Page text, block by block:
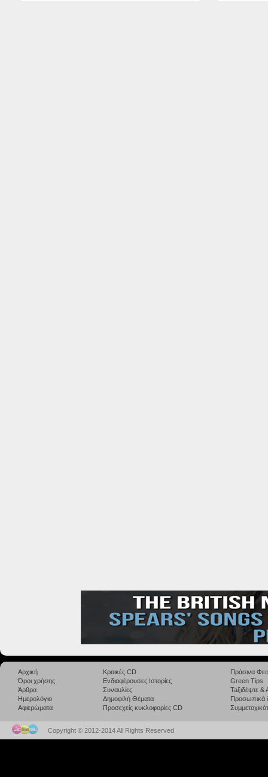
Αρχική
Όροι χρήσης
Άρθρα
Ημερολόγιο
Αφιερώματα
Κριτικές CD
Ενδιαφέρουσες Ιστορίες
Συναυλίες
Δημοφιλή Θέματα
Προσεχείς κυκλοφορίες CD
Πράσινα
Green Tips
Taξιδέψτε
Προσωπικά
Copyright © 2012-2014 All Rights Reserved